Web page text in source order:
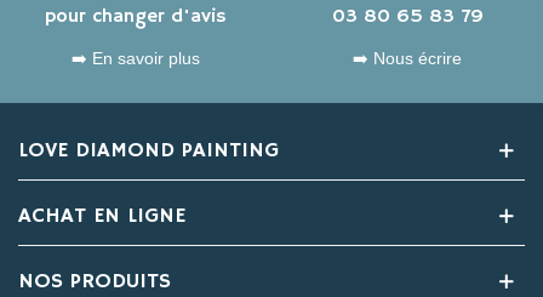
pour changer d'avis
➡️ En savoir plus
03 80 65 83 79
➡️ Nous écrire
LOVE DIAMOND PAINTING
ACHAT EN LIGNE
NOS PRODUITS